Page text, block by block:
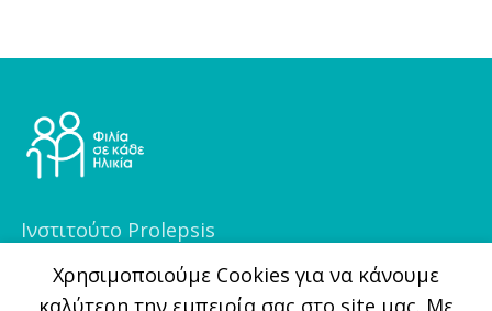
Ινστιτούτο Prolepsis
Φραγκοκλησιάς 5, 151 25, Μαρούσι
Xρησιμοποιούμε Cookies για να κάνουμε
καλύτερη την εμπειρία σας στο site μας. Με